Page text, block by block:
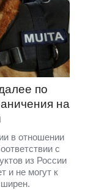
по
на
в отношении
с
из России
и не могут к